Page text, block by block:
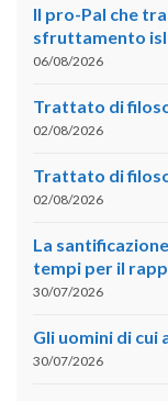
Il pro-Pal che
sfruttamento
06/08/2026
Trattato di
02/08/2026
Trattato di
02/08/2026
La
tempi per il
30/07/2026
Gli uomini di cui
30/07/2026